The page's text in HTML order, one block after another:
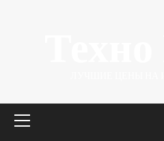
меню